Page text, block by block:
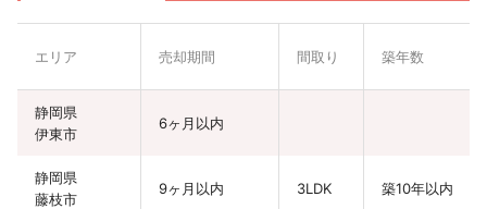
エリア 売却期間 間取り 築年数
静岡県
伊東市
6ヶ月以内
静岡県
藤枝市
9ヶ月以内 3LDK 築10年以内